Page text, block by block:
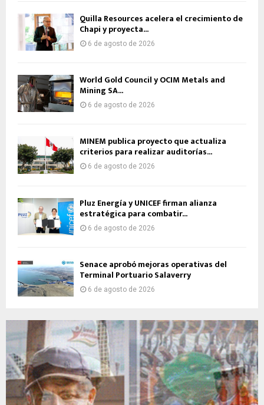
Quilla Resources acelera el crecimiento de
Chapi y proyecta...
6 de agosto de 2026
World Gold Council y OCIM Metals and
Mining SA...
6 de agosto de 2026
MINEM publica proyecto que actualiza
criterios para realizar auditorías...
6 de agosto de 2026
Pluz Energía y UNICEF firman alianza
estratégica para combatir...
6 de agosto de 2026
Senace aprobó mejoras operativas del
Terminal Portuario Salaverry
6 de agosto de 2026